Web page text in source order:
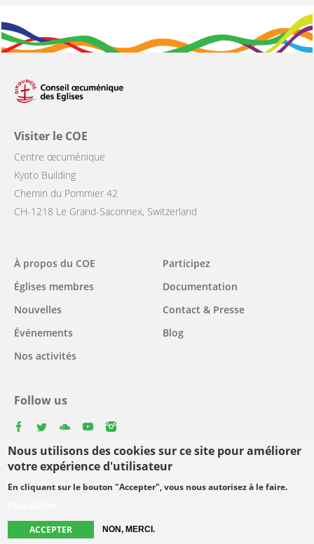
Nous utilisons des cookies sur ce site pour améliorer
votre expérience d'utilisateur
En cliquant sur le bouton "Accepter", vous nous autorisez à le faire.
ACCEPTER NON, MERCI.
Visiter le COE
Centre œcuménique
Kyoto Building
Chemin du Pommier 42
CH-1218 Le Grand-Saconnex, Switzerland
Main
navigation
À propos du COE
Églises membres
Nouvelles
Événements
Nos activités
Participez
Documentation
Contact & Presse
Blog
Follow us
Select
your
Footer
Protection des données personnelles